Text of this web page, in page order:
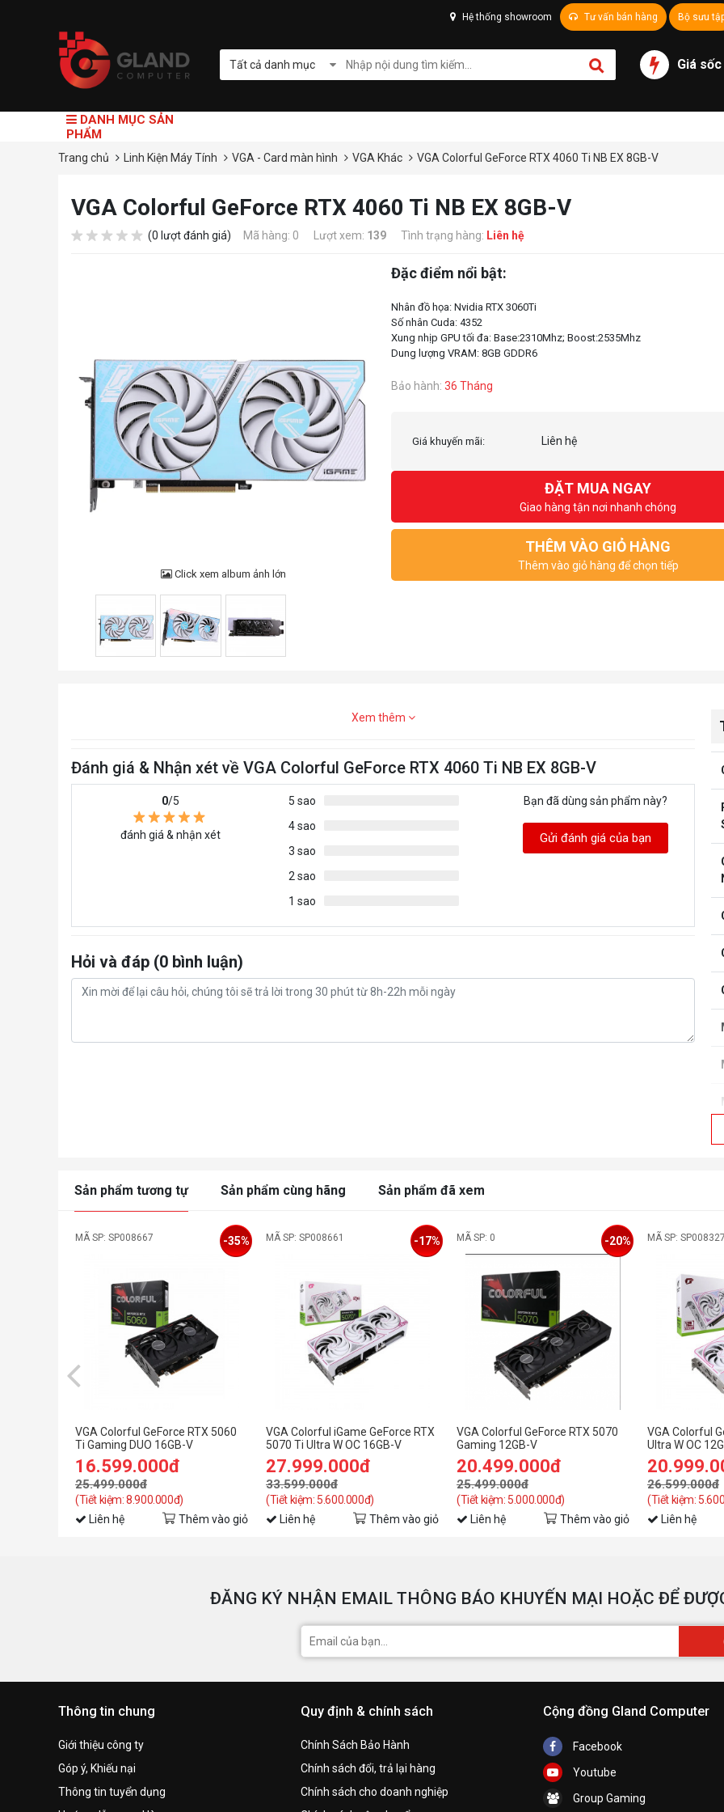
Hệ thống showroom Tư vấn bán hàng Bộ sưu
Tất cả danh mục Giá sốc
DANH MỤC SẢN
PHẨM
Trang chủ Linh Kiện Máy Tính VGA - Card màn hình VGA Khác VGA Colorful GeForce RTX 4060 Ti NB EX 8GB-V
VGA Colorful GeForce RTX 4060 Ti NB EX 8GB-V
(0 lượt đánh giá) Mã hàng: 0 Lượt xem: 139 Tình trạng hàng: Liên hệ
Click xem album ảnh lớn
Đặc điểm nổi bật:
Nhân đồ họa: Nvidia RTX 3060Ti
Số nhân Cuda: 4352
Xung nhịp GPU tối đa: Base:2310Mhz; Boost:2535Mhz
Bảo hành: 36 Tháng
Giá khuyến mãi: Liên hệ
ĐẶT MUA NGAY
Giao hàng tận nơi nhanh chóng
THÊM VÀO GIỎ HÀNG
Thêm vào giỏ hàng để chọn tiếp
Xem thêm
Đánh giá & Nhận xét về VGA Colorful GeForce RTX 4060 Ti NB EX 8GB-V
0/5
đánh giá & nhận xét
5 sao
4 sao
3 sao
2 sao
1 sao
Bạn đã dùng sản phẩm này?
Gửi đánh giá của bạn
Hỏi và đáp (0 bình luận)
Sản phẩm tương tự Sản phẩm cùng hãng Sản phẩm đã xem
MÃ SP: SP008667
VGA Colorful GeForce RTX 5060
Ti Gaming DUO 16GB-V
16.599.000đ
25.499.000đ
(Tiết kiệm: 8.900.000đ)
-35%
Liên hệ Thêm vào giỏ
MÃ SP: SP008661
VGA Colorful iGame GeForce RTX
5070 Ti Ultra W OC 16GB-V
27.999.000đ
33.599.000đ
(Tiết kiệm: 5.600.000đ)
-17%
Liên hệ Thêm vào giỏ
MÃ SP: 0
VGA Colorful GeForce RTX 5070
Gaming 12GB-V
20.499.000đ
25.499.000đ
(Tiết kiệm: 5.000.000đ)
-20%
Liên hệ Thêm vào giỏ
MÃ SP: SP008327
VGA Colorful
Ultra W OC
26.599.000đ
(Tiết kiệm:
Liên hệ
ĐĂNG KÝ NHẬN EMAIL THÔNG BÁO KHUYẾN MẠI HOẶC ĐỂ
Thông tin chung
Giới thiệu công ty
Góp ý, Khiếu nại
Thông tin tuyển dụng
Quy định & chính sách
Chính Sách Bảo Hành
Chính sách đổi, trả lại hàng
Chính sách cho doanh nghiệp
Cộng đồng Gland Computer
Facebook
Youtube
Group Gaming